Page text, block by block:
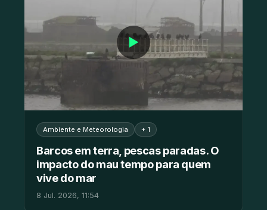
▶
Ambiente e Meteorologia + 1
Barcos em terra, pescas paradas. O
impacto do mau tempo para quem
vive do mar
8 Jul. 2026, 11:54